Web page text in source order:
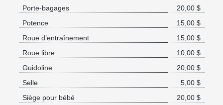
Porte-bagages
20,00 $
Potence
15,00 $
Roue d’entraînement
15,00 $
Roue libre
10,00 $
Guidoline
20,00 $
Selle
5,00 $
Siège pour bébé
20,00 $